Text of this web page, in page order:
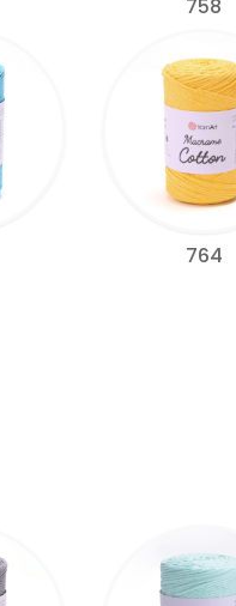
758
764